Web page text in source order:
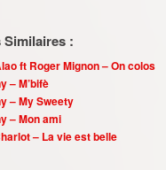
:
ft Roger Mignon – On colos
– M’bifè
– My Sweety
– Mon ami
– La vie est belle